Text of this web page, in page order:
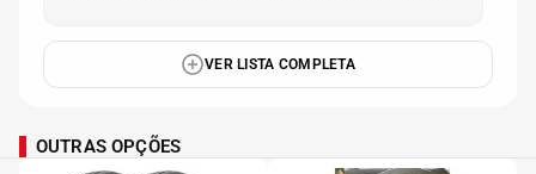
VER LISTA COMPLETA
OUTRAS OPÇÕES